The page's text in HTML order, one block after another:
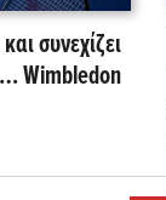
συνεχίζει
Wimbledon